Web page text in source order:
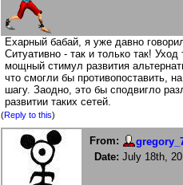
Ехарный бабай, я уже давно
Ситуативно - так и только так! Уход
мощный стимул развития
что смогли бы противопоставить,
шагу. Заодно, это бы сподвигло
развитии таких сетей.
(Reply to this)
From:
Date: July 18th,